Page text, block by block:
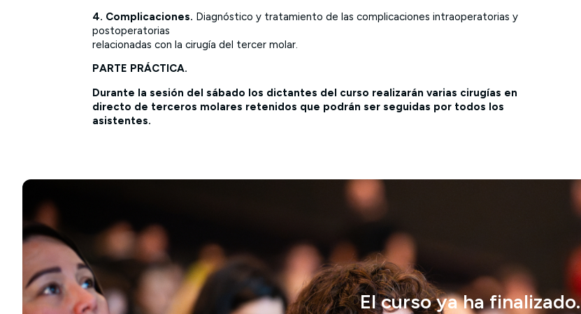
4. Complicaciones. Diagnóstico y tratamiento de las complicaciones intraoperatorias y
postoperatorias
relacionadas con la cirugía del tercer molar.
PARTE PRÁCTICA.
Durante la sesión del sábado los dictantes del curso realizarán varias cirugías en
directo de terceros molares retenidos que podrán ser seguidas por todos los
asistentes.
El curso ya ha finalizado.